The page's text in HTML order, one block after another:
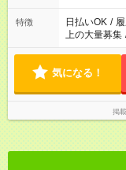
特徴 日払いOK /
上の大量募集
気になる！
掲